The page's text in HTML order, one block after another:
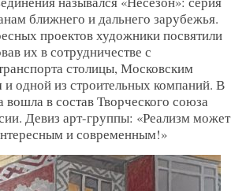
ближнего и дальнего зарубежья.
проектов художники посвятили
их в сотрудничестве с
столицы, Московским
одной из строительных компаний. В
вошла в состав Творческого союза
Девиз арт-группы: «Реализм может
и современным!»